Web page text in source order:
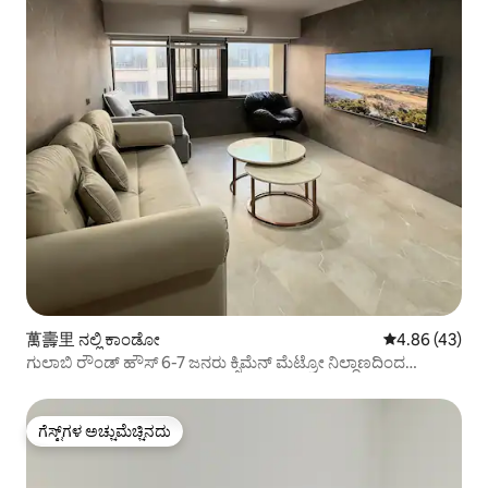
萬壽里 ನಲ್ಲಿ ಕಾಂಡೋ 5 ರಲ್ಲಿ 4.86
4.86 (43)
ಗುಲಾಬಿ ರೌಂಡ್ ಹೌಸ್ 6-7 ಜನರು ಕ್ಸಿಮೆನ್ ಮೆಟ್ರೋ ನಿಲ್ದಾಣದಿಂದ
ನಿಲ್ದಾಣಕ್ಕೆ
ಗೆಸ್ಟ್‌ಗಳ ಅಚ್ಚುಮೆಚ್ಚಿನದು
ಗೆಸ್ಟ್‌ಗಳ ಅಚ್ಚುಮೆಚ್ಚಿನದು